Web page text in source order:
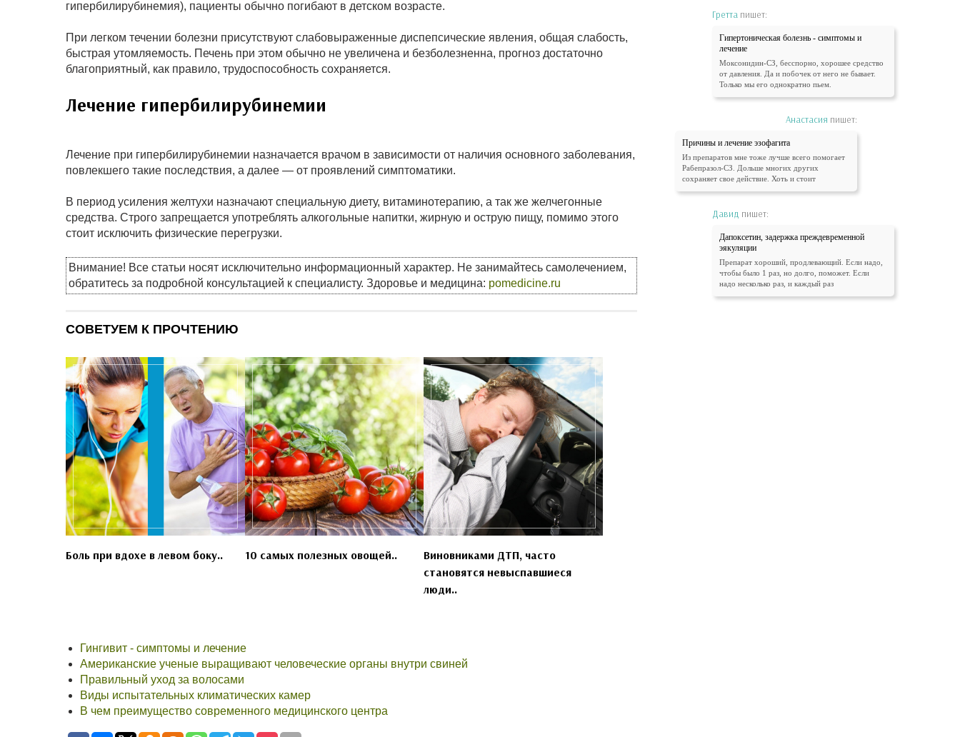
гипербилирубинемия), пациенты обычно погибают в детском возрасте.
При легком течении болезни присутствуют слабовыраженные диспепсические явления, общая слабость,
быстрая утомляемость. Печень при этом обычно не увеличена и безболезненна, прогноз достаточно
благоприятный, как правило, трудоспособность сохраняется.
Лечение гипербилирубинемии
Лечение при гипербилирубинемии назначается врачом в зависимости от наличия основного заболевания,
повлекшего такие последствия, а далее — от проявлений симптоматики.
В период усиления желтухи назначают специальную диету, витаминотерапию, а так же желчегонные
средства. Строго запрещается употреблять алкогольные напитки, жирную и острую пищу, помимо этого
стоит исключить физические перегрузки.
Внимание! Все статьи носят исключительно информационный характер. Не занимайтесь самолечением,
обратитесь за подробной консультацией к специалисту. Здоровье и медицина: pomedicine.ru
СОВЕТУЕМ К ПРОЧТЕНИЮ
Боль при вдохе в левом боку.. 10 самых полезных овощей..
Виновниками ДТП, часто
становятся невыспавшиеся
люди..
Гингивит - симптомы и лечение
Американские ученые выращивают человеческие органы внутри свиней
Правильный уход за волосами
Виды испытательных климатических камер
В чем преимущество современного медицинского центра
Гретта пишет:
Гипертоническая болезнь - симптомы и
лечение
Моксонидин-СЗ, бесспорно, хорошее средство
от давления. Да и побочек от него не бывает.
Только мы его однократно пьем.
Анастасия пишет:
Причины и лечение эзофагита
Из препаратов мне тоже лучше всего помогает
Рабепразол-СЗ. Дольше многих других
сохраняет свое действие. Хоть и стоит
Давид пишет:
Дапоксетин, задержка преждевременной
эякуляции
Препарат хороший, продлевающий. Если надо,
чтобы было 1 раз, но долго, поможет. Если
надо несколько раз, и каждый раз